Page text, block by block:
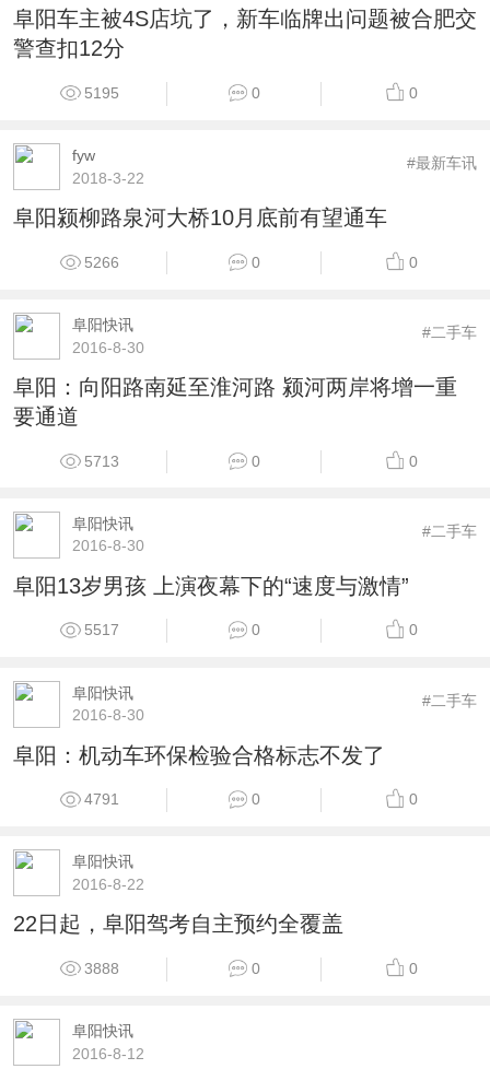
阜阳车主被4S店坑了，新车临牌出问题被合肥交
警查扣12分
5195 0 0
fyw
2018-3-22
#最新车讯
阜阳颍柳路泉河大桥10月底前有望通车
5266 0 0
阜阳快讯
2016-8-30
#二手车
阜阳：向阳路南延至淮河路 颍河两岸将增一重
要通道
5713 0 0
阜阳快讯
2016-8-30
#二手车
阜阳13岁男孩 上演夜幕下的“速度与激情”
5517 0 0
阜阳快讯
2016-8-30
#二手车
阜阳：机动车环保检验合格标志不发了
4791 0 0
阜阳快讯
2016-8-22
22日起，阜阳驾考自主预约全覆盖
3888 0 0
阜阳快讯
2016-8-12